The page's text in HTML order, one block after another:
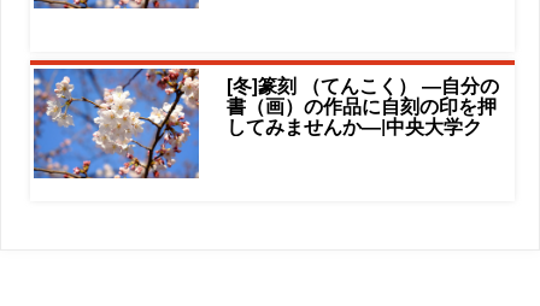
[冬]篆刻 （てんこく） ―自分の
書（画）の作品に自刻の印を押
してみませんか―|中央大学ク